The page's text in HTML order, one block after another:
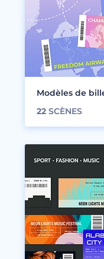
Modèles de
22 SCÈNES